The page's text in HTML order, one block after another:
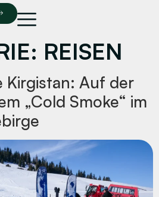
REISEN
Kirgistan: Auf der
„Cold Smoke“ im